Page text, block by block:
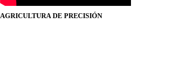
AGRICULTURA DE PRECISIÓN